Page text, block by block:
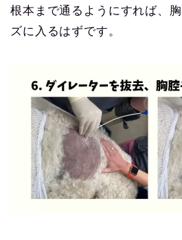
根本まで通るようにすれば、
ズに入るはずです。